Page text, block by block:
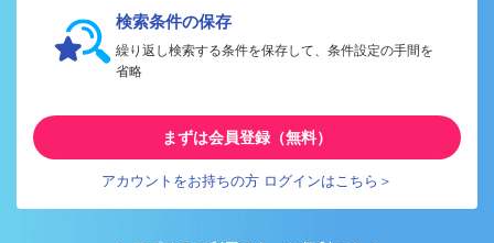
検索条件の保存
繰り返し検索する条件を保存して、条件設定の手間を
省略
まずは会員登録（無料）
アカウントをお持ちの方 ログインはこちら＞